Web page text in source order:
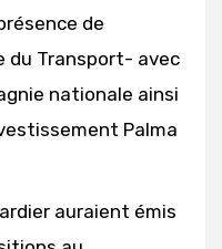
de
du Transport- avec
nationale ainsi
Palma
auraient émis